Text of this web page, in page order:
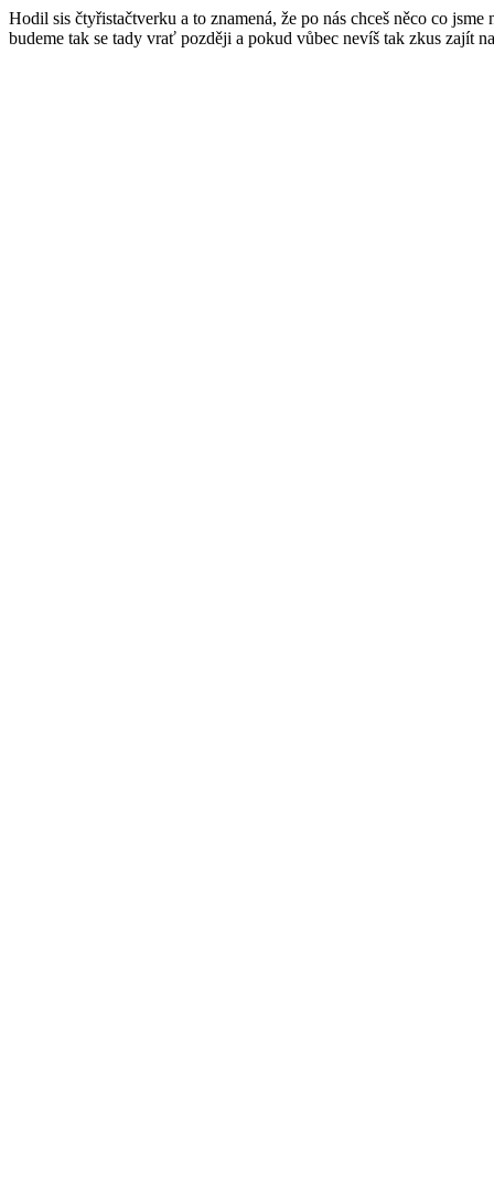
Hodil sis čtyřistačtverku a to znamená, že po nás chceš něco co
budeme tak se tady vrať později a pokud vůbec nevíš tak zkus zajít